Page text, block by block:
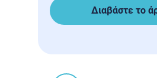
Διαβάστε το